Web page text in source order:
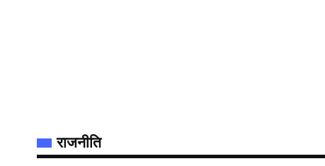
राजनीति